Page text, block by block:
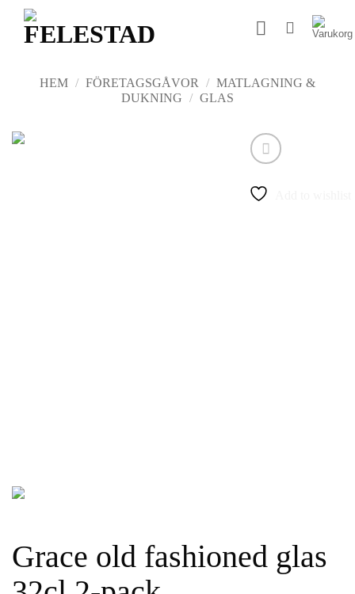
content
HEM / FÖRETAGSGÅVOR / MATLAGNING &
DUKNING / GLAS
Grace old fashioned glas